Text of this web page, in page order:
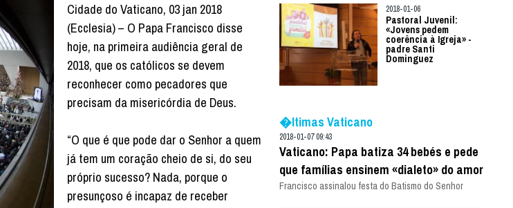
Cidade do Vaticano, 03 jan 2018
(Ecclesia) – O Papa Francisco disse
hoje, na primeira audiência geral de
2018, que os católicos se devem
reconhecer como pecadores que
precisam da misericórdia de Deus.
“O que é que pode dar o Senhor a quem
já tem um coração cheio de si, do seu
próprio sucesso? Nada, porque o
presunçoso é incapaz de receber
2018-01-06
Pastoral Juvenil:
«Jovens pedem
coerência à Igreja» -
padre Santi
Dominguez
�ltimas Vaticano
2018-01-07 09:43
Vaticano: Papa batiza 34 bebés e pede
que famílias ensinem «dialeto» do amor
Francisco assinalou festa do Batismo do Senhor